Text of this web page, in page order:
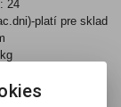
24
platí pre sklad
45W 0.4us